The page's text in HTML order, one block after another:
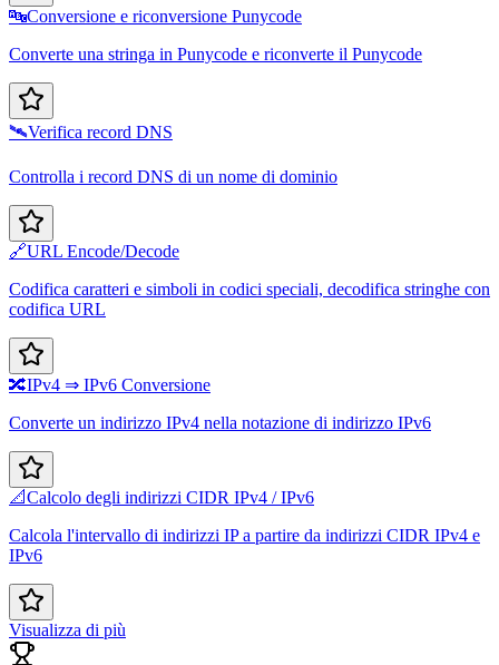
🔤Conversione e riconversione Punycode
Converte una stringa in Punycode e riconverte il Punycode
🛰️Verifica record DNS
Controlla i record DNS di un nome di dominio
🔗URL Encode/Decode
Codifica caratteri e simboli in codici speciali, decodifica stringhe con
codifica URL
🔀IPv4 ⇒ IPv6 Conversione
Converte un indirizzo IPv4 nella notazione di indirizzo IPv6
📐Calcolo degli indirizzi CIDR IPv4 / IPv6
Calcola l'intervallo di indirizzi IP a partire da indirizzi CIDR IPv4 e
IPv6
Visualizza di più